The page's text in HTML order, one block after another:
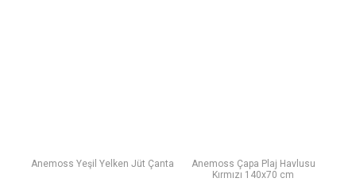
Anemoss Yeşil Yelken Jüt Çanta
Anemoss Çapa Plaj Havlusu
Kırmızı 140x70 cm